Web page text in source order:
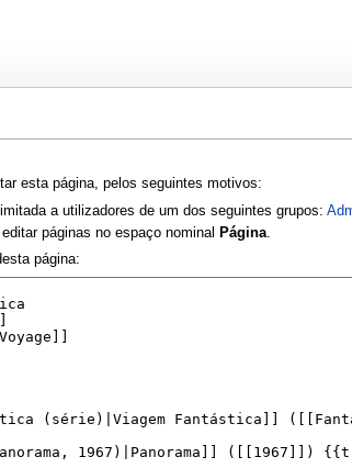
esta página, pelos seguintes motivos:
a utilizadores de um dos seguintes grupos:
páginas no espaço nominal Página.
página: